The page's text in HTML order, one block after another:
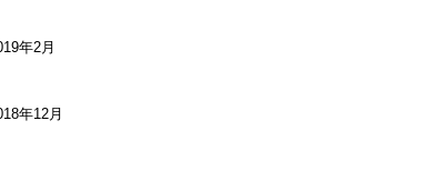
年2月
年12月